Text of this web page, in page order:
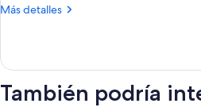
Side)
King
fumadores
(South
Más detalles
Más
doble
También podría